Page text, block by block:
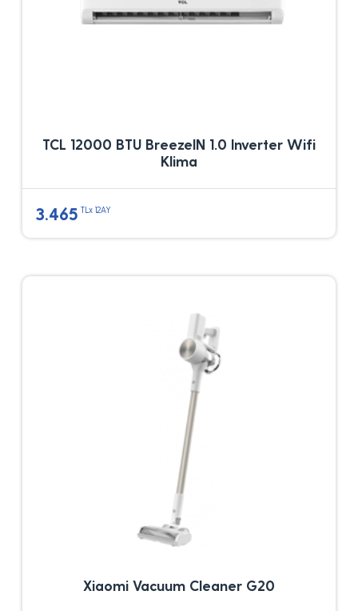
TCL 12000 BTU BreezeIN 1.0 Inverter Wifi
Klima
3.465 TLx 12AY
Xiaomi Vacuum Cleaner G20